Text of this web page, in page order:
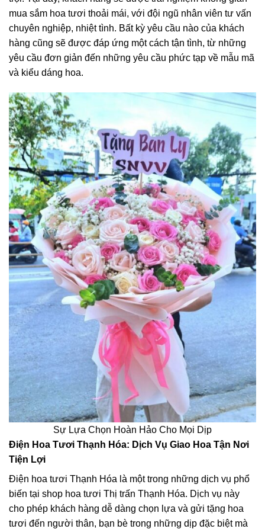
mua sắm hoa tươi thoải mái, với đội ngũ nhân viên tư vấn
chuyên nghiệp, nhiệt tình. Bất kỳ yêu cầu nào của khách
hàng cũng sẽ được đáp ứng một cách tận tình, từ những
yêu cầu đơn giản đến những yêu cầu phức tạp về mẫu mã
và kiểu dáng hoa.
Sự Lựa Chọn Hoàn Hảo Cho Mọi Dịp
Điện Hoa Tươi Thạnh Hóa: Dịch Vụ Giao Hoa Tận Nơi
Tiện Lợi
Điện hoa tươi Thạnh Hóa là một trong những dịch vụ phổ
biến tại shop hoa tươi Thị trấn Thạnh Hóa. Dịch vụ này
cho phép khách hàng dễ dàng chọn lựa và gửi tặng hoa
tươi đến người thân, bạn bè trong những dịp đặc biệt mà